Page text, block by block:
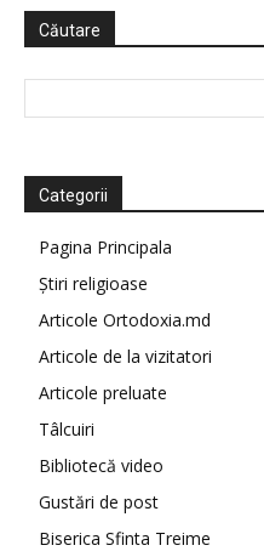
Căutare
Categorii
Pagina Principala
Știri religioase
Articole Ortodoxia.md
Articole de la vizitatori
Articole preluate
Tâlcuiri
Bibliotecă video
Gustări de post
Biserica Sfinta Treime